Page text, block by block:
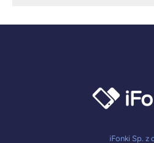
iFonki Sp. z